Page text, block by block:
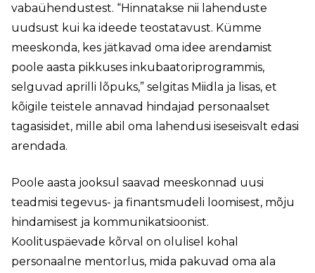
vabaühendustest. “Hinnatakse nii lahenduste
uudsust kui ka ideede teostatavust. Kümme
meeskonda, kes jätkavad oma idee arendamist
poole aasta pikkuses inkubaatoriprogrammis,
selguvad aprilli lõpuks,” selgitas Miidla ja lisas, et
kõigile teistele annavad hindajad personaalset
tagasisidet, mille abil oma lahendusi iseseisvalt edasi
arendada.
Poole aasta jooksul saavad meeskonnad uusi
teadmisi tegevus- ja finantsmudeli loomisest, mõju
hindamisest ja kommunikatsioonist.
Koolituspäevade kõrval on olulisel kohal
personaalne mentorlus, mida pakuvad oma ala